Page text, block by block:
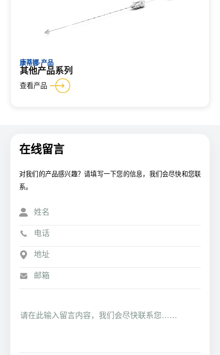
康蒂娜·产品
其他产品系列
查看产品
在线留言
对我们的产品感兴趣？请填写一下您的信息，我们会尽快和您联
系。